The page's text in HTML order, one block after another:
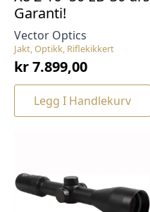
Jakt, Optikk, Riflekikkert
Vector Optics
Garanti!
kr7.899,00
Legg I Handlekurv